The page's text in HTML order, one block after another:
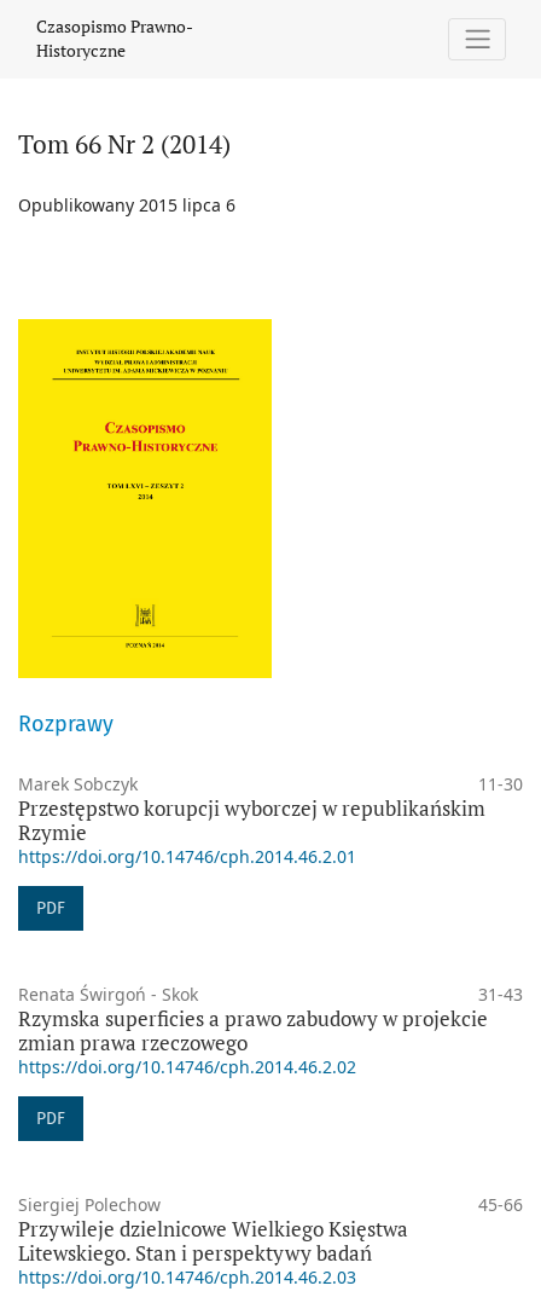
Czasopismo Prawno-
Historyczne
Tom 66 Nr 2 (2014)
Opublikowany 2015 lipca 6
Rozprawy
Marek Sobczyk 11-30
Przestępstwo korupcji wyborczej w republikańskim
Rzymie
https://doi.org/10.14746/cph.2014.46.2.01
PDF
Renata Świrgoń - Skok 31-43
Rzymska superficies a prawo zabudowy w projekcie
zmian prawa rzeczowego
https://doi.org/10.14746/cph.2014.46.2.02
PDF
Siergiej Polechow 45-66
Przywileje dzielnicowe Wielkiego Księstwa
Litewskiego. Stan i perspektywy badań
https://doi.org/10.14746/cph.2014.46.2.03